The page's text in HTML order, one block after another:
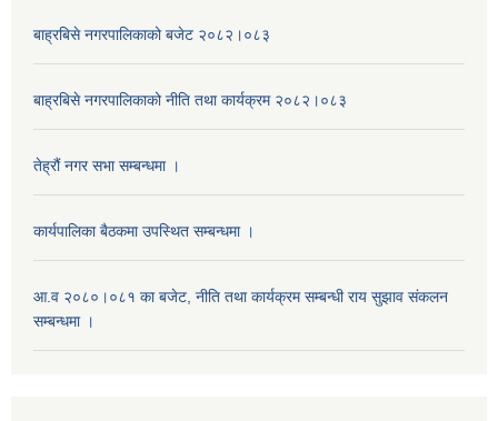
बाह्रबिसे नगरपालिकाको बजेट २०८२।०८३
बाह्रबिसे नगरपालिकाको नीति तथा कार्यक्रम २०८२।०८३
तेह्रौं नगर सभा सम्बन्धमा ।
कार्यपालिका बैठकमा उपस्थित सम्बन्धमा ।
आ.व २०८०।०८१ का बजेट, नीति तथा कार्यक्रम सम्बन्धी राय सुझाव संकलन
सम्बन्धमा ।